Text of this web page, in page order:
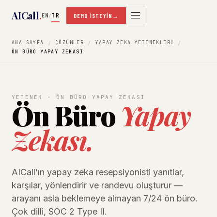
AICall.EN /TR DEMO İSTEYIN →
ANA SAYFA ÇÖZÜMLER
YAPAY ZEKA YETENEKLERI
ÖN BÜRO YAPAY ZEKASI
YETENEK · ÖN BÜRO YAPAY ZEKASI
Ön Büro Yapay
Zekası.
AICall’ın yapay zeka resepsiyonisti yanıtlar,
karşılar, yönlendirir ve randevu oluşturur —
arayanı asla beklemeye almayan 7/24 ön büro.
Çok dilli, SOC 2 Type II.